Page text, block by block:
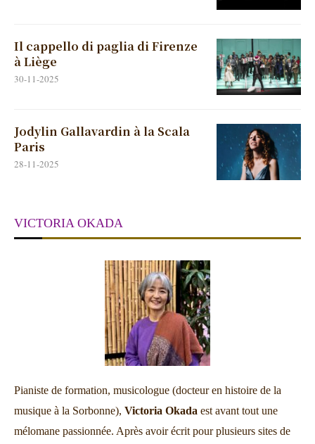
Il cappello di paglia di Firenze
à Liège
30-11-2025
Jodylin Gallavardin à la Scala
Paris
28-11-2025
VICTORIA OKADA
Pianiste de formation, musicologue (docteur en histoire de la
musique à la Sorbonne), Victoria Okada est avant tout une
mélomane passionnée. Après avoir écrit pour plusieurs sites de